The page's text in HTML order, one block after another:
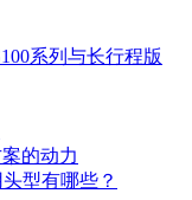
系列与长行程版
的动力
型有哪些？